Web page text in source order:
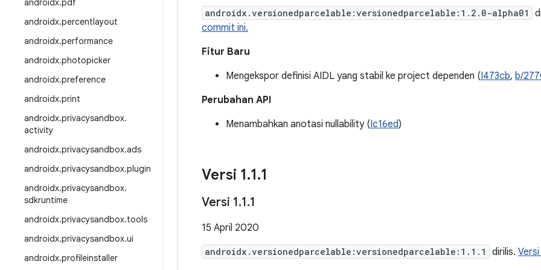
androidx.pdf
androidx.percentlayout
androidx.performance
androidx.photopicker
androidx.preference
androidx.print
androidx.privacysandbox.
activity
androidx.privacysandbox.ads
androidx.privacysandbox.plugin
androidx.privacysandbox.
sdkruntime
androidx.privacysandbox.tools
androidx.privacysandbox.ui
androidx.profileinstaller
androidx.versionedparcelable:versionedparcelable:1.2.0-alpha01
commit ini.
Fitur Baru
Mengekspor definisi AIDL yang stabil ke project dependen (I473cb, b/
Perubahan API
Menambahkan anotasi nullability (Ic16ed)
Versi 1.1.1
Versi 1.1.1
15 April 2020
androidx.versionedparcelable:versionedparcelable:1.1.1 dirilis.